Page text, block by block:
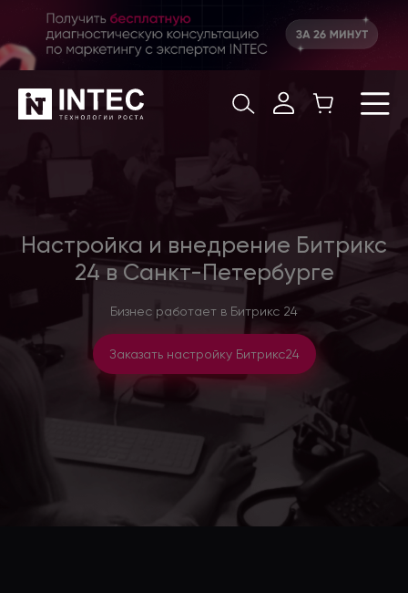
Настройка и внедрение Битрикс
24 в Санкт-Петербурге
Бизнес работает в Битрикс 24
Заказать настройку Битрикс24